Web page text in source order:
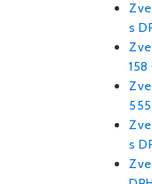
s
s